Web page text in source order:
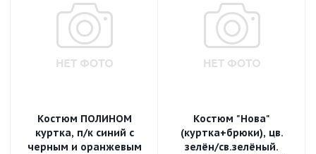
Костюм ПОЛИНОМ
куртка, п/к синий с
черным и оранжевым
Костюм "Нова"
(куртка+брюки), цв.
зелён/св.зелёный.